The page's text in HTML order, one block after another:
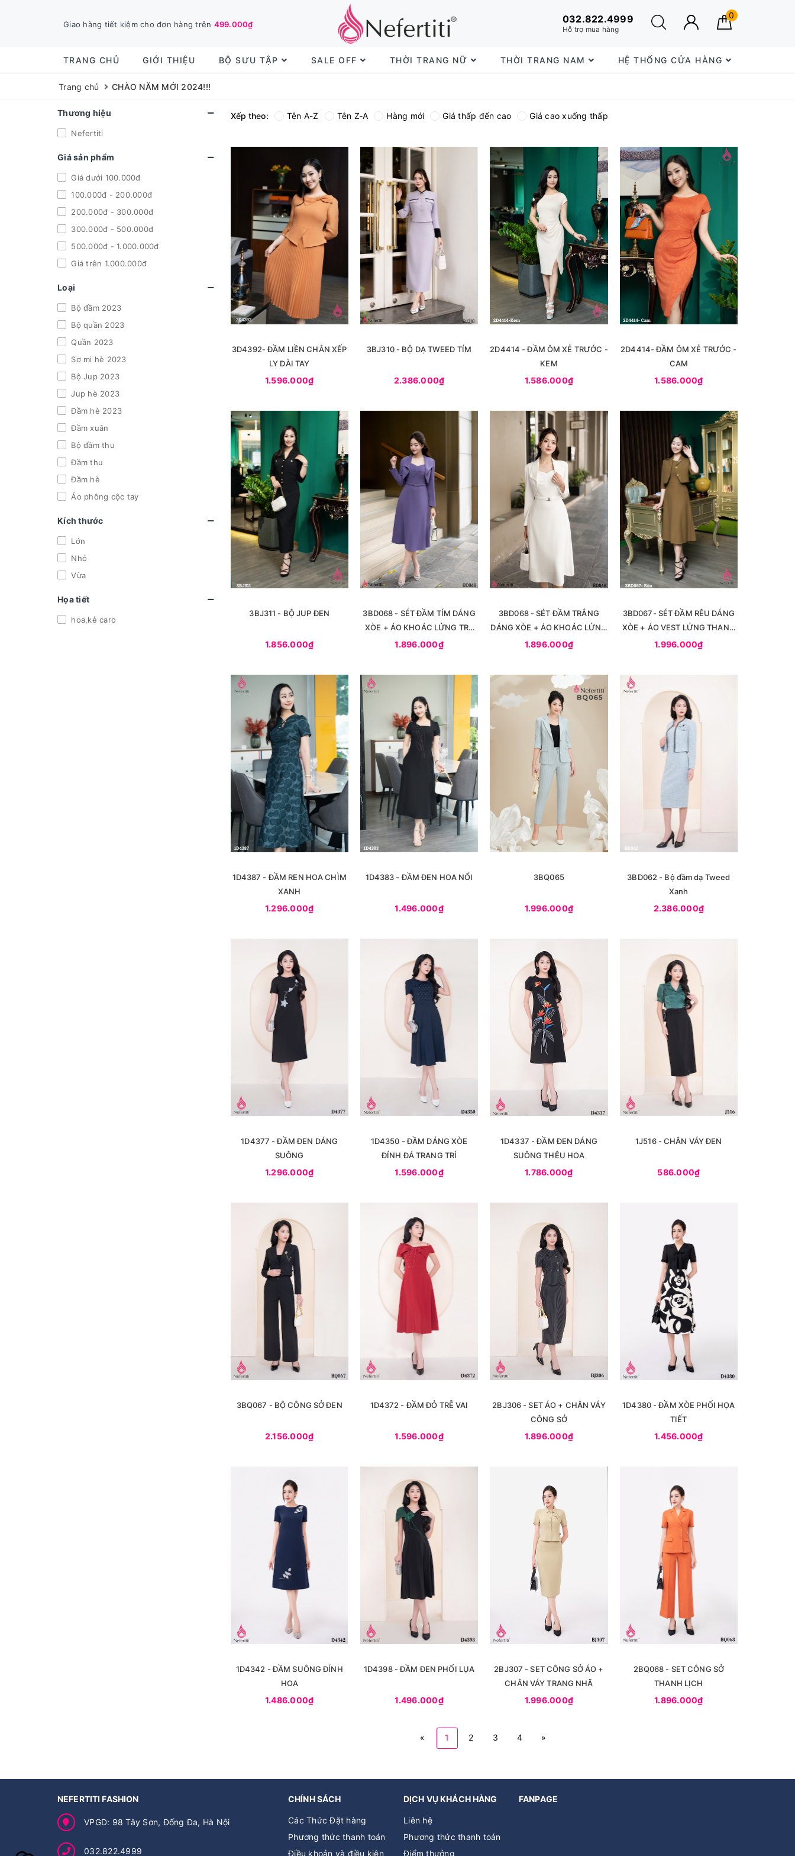
032.822.4999
Hỗ trợ mua hàng
0
TRANG CHỦ GIỚI THIỆU BỘ SƯU TẬP SALE OFF THỜI TRANG NỮ THỜI TRANG NAM HỆ THỐNG CỬA HÀNG
Trang chủ CHÀO NĂM MỚI 2024!!!
Thương hiệu
Nefertiti
Giá sản phẩm
Giá dưới 100.000đ
100.000đ - 200.000đ
200.000đ - 300.000đ
300.000đ - 500.000đ
500.000đ - 1.000.000đ
Giá trên 1.000.000đ
Loại
Bộ đầm 2023
Bộ quần 2023
Quần 2023
Sơ mi hè 2023
Bộ Jup 2023
Jup hè 2023
Đầm hè 2023
Đầm xuân
Bộ đầm thu
Đầm thu
Đầm hè
Áo phông cộc tay
Kích thước
Lớn
Nhỏ
Vừa
Họa tiết
hoa,kẻ caro
Xếp theo: Tên A-Z Tên Z-A Hàng mới Giá thấp đến cao Giá cao xuống thấp
3D4392- ĐẦM LIỀN CHÂN XẾP
LY DÀI TAY
1.596.000₫
3BJ310 - BỘ DẠ TWEED TÍM
2.386.000₫
2D4414 - ĐẦM ÔM XẺ TRƯỚC -
KEM
1.586.000₫
2D4414- ĐẦM ÔM XẺ TRƯỚC -
CAM
1.586.000₫
3BJ311 - BỘ JUP ĐEN
1.856.000₫
3BD068 - SÉT ĐẦM TÍM DÁNG
XÒE + ÁO KHOÁC LỬNG TRẺ
TRUNG
1.896.000₫
3BD068 - SÉT ĐẦM TRẮNG
DÁNG XÒE + ÁO KHOÁC LỬNG
TRẺ TRUNG
1.896.000₫
3BD067- SÉT ĐẦM RÊU DÁNG
XÒE + ÁO VEST LỬNG THANH
LỊCH
1.996.000₫
1D4387 - ĐẦM REN HOA CHÌM
XANH
1.296.000₫
1D4383 - ĐẦM ĐEN HOA NỔI
1.496.000₫
3BQ065
1.996.000₫
3BD062 - Bộ đầm dạ Tweed
Xanh
2.386.000₫
1D4377 - ĐẦM ĐEN DÁNG
SUÔNG
1.296.000₫
1D4350 - ĐẦM DÁNG XÒE
ĐÍNH ĐÁ TRANG TRÍ
1.596.000₫
1D4337 - ĐẦM ĐEN DÁNG
SUÔNG THÊU HOA
1.786.000₫
1J516 - CHÂN VÁY ĐEN
586.000₫
3BQ067 - BỘ CÔNG SỞ ĐEN
2.156.000₫
1D4372 - ĐẦM ĐỎ TRỄ VAI
1.596.000₫
2BJ306 - SET ÁO + CHÂN VÁY
CÔNG SỞ
1.896.000₫
1D4380 - ĐẦM XÒE PHỐI HỌA
TIẾT
1.456.000₫
1D4342 - ĐẦM SUÔNG ĐÍNH
HOA
1.486.000₫
1D4398 - ĐẦM ĐEN PHỐI LỤA
1.496.000₫
2BJ307 - SET CÔNG SỞ ÁO +
CHÂN VÁY TRANG NHÃ
1.996.000₫
2BQ068 - SET CÔNG SỞ
THANH LỊCH
1.896.000₫
« 1 2 3 4 »
NEFERTITI FASHION
VPGD: 98 Tây Sơn, Đống Đa, Hà Nội
032.822.4999
CHÍNH SÁCH
Các Thức Đặt hàng
Phương thức thanh toán
Điều khoản và điều kiện
DỊCH VỤ KHÁCH HÀNG
Liên hệ
Phương thức thanh toán
Điểm thưởng
FANPAGE